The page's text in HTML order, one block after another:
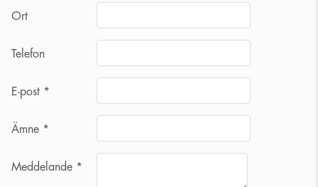
Ort
Telefon
E-post *
Ämne *
Meddelande *